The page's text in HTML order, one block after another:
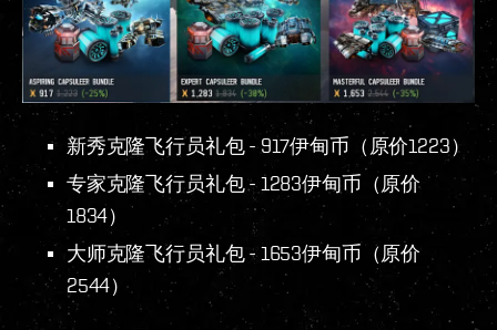
新秀克隆飞行员礼包 - 917伊甸币（原价1223）
专家克隆飞行员礼包 - 1283伊甸币（原价
1834）
大师克隆飞行员礼包 - 1653伊甸币（原价
2544）